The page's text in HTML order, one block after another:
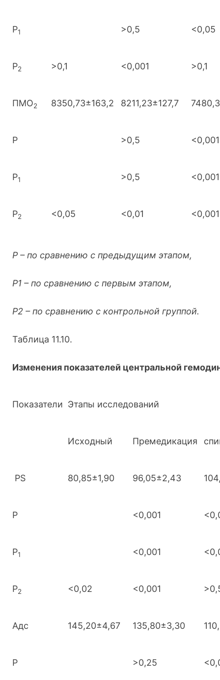
Р1 >0,5 <0,05
Р2 >0,1 <0,001 >0,1
ПМО2 8350,73±163,2 8211,23±127,7
Р >0,5 <0,001
Р1 >0,5 <0,001
Р2 <0,05 <0,01 <0,001
Р – по сравнению с предыдущим этапом,
Р1 – по сравнению с первым этапом,
Р2 – по сравнению с контрольной группой.
Таблица 11.10.
Изменения показателей центральной
Показатели Этапы исследований
Исходный Премедикация
PS 80,85±1,90 96,05±2,43
Р <0,001
Р1 <0,001
Р2 <0,02 <0,001
Адс 145,20±4,67 135,80±3,30
Р >0,25